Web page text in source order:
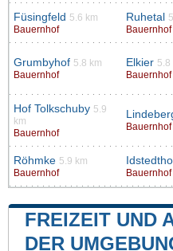
Füsingfeld 5.6 km
Bauernhof
Ruhetal
Bauernhof
Grumbyhof 5.8 km
Bauernhof
Elkier 5.8
Bauernhof
Hof Tolkschuby 5.9
km
Bauernhof
Bauernhof
Röhmke 5.9 km
Bauernhof
Bauernhof
FREIZEIT UND
DER